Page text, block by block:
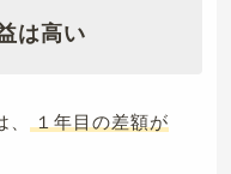
は高い
１年目の差額が